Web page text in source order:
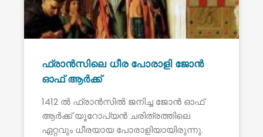
ഫ്രാൻസിലെ ധീര പോരാളി ജോൻ
ഓഫ് ആർക്ക്
1412 ൽ ഫ്രാൻസിൽ ജനിച്ച ജോൻ ഓഫ്
ആർക്ക് യൂറോപ്യൻ ചരിത്രത്തിലെ
ഏറ്റവും ധീരയായ പോരാളിയായിരുന്നു.